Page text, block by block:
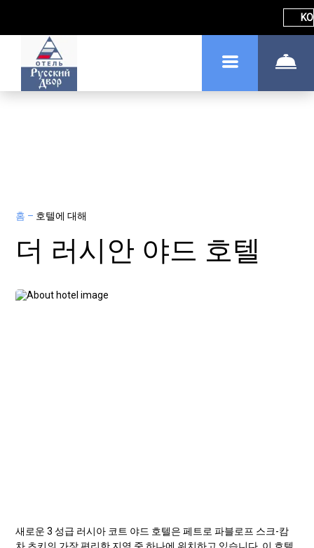
KO
홈 – 호텔에 대해
더 러시안 야드 호텔
새로운 3 성급 러시아 코트 야드 호텔은 페트로 파블로프 스크-캄